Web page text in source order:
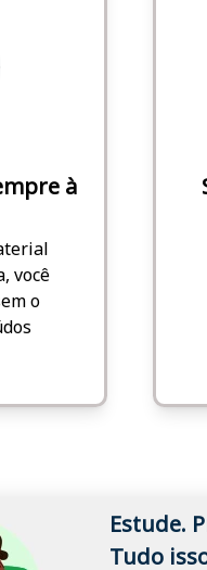
à
você
o
Estude.
Tudo